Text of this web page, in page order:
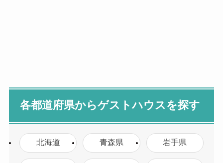
各都道府県からゲストハウスを探す
北海道 青森県 岩手県